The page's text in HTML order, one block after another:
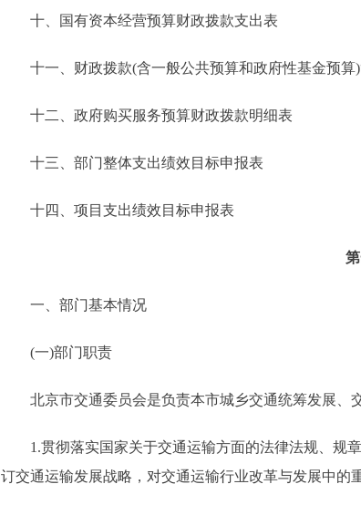
十、国有资本经营预算财政拨款支出表
十一、财政拨款(含一般公共预算和政府性基金预算
十二、政府购买服务预算财政拨款明细表
十三、部门整体支出绩效目标申报表
十四、项目支出绩效目标申报表
一、部门基本情况
(一)部门职责
北京市交通委员会是负责本市城乡交通统筹发展、
1.贯彻落实国家关于交通运输方面的法律法规、规章
订交通运输发展战略，对交通运输行业改革与发展中的